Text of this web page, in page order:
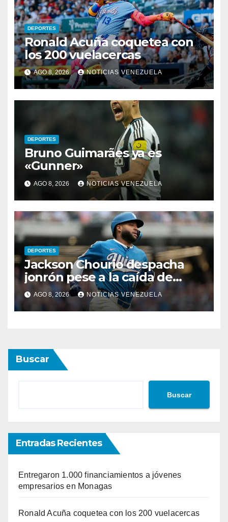
DEPORTES
Ronald Acuña coquetea con
los 200 vuelacercas
AGO 8, 2026 NOTICIAS VENEZUELA
DEPORTES
Bruno Guimarães ya es
«Gunner»
AGO 8, 2026 NOTICIAS VENEZUELA
DEPORTES
Jackson Chourio despacha
jonrón pese a la caída de
Milwaukee
AGO 8, 2026 NOTICIAS VENEZUELA
Buscar
Buscar
Entradas Recientes
Entregaron 1.000 financiamientos a jóvenes
empresarios en Monagas
Ronald Acuña coquetea con los 200 vuelacercas